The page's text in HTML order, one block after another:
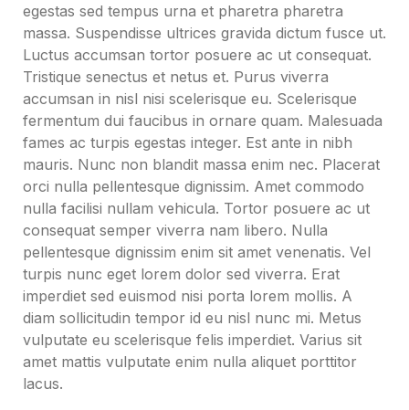
egestas sed tempus urna et pharetra pharetra
massa. Suspendisse ultrices gravida dictum fusce ut.
Luctus accumsan tortor posuere ac ut consequat.
Tristique senectus et netus et. Purus viverra
accumsan in nisl nisi scelerisque eu. Scelerisque
fermentum dui faucibus in ornare quam. Malesuada
fames ac turpis egestas integer. Est ante in nibh
mauris. Nunc non blandit massa enim nec. Placerat
orci nulla pellentesque dignissim. Amet commodo
nulla facilisi nullam vehicula. Tortor posuere ac ut
consequat semper viverra nam libero. Nulla
pellentesque dignissim enim sit amet venenatis. Vel
turpis nunc eget lorem dolor sed viverra. Erat
imperdiet sed euismod nisi porta lorem mollis. A
diam sollicitudin tempor id eu nisl nunc mi. Metus
vulputate eu scelerisque felis imperdiet. Varius sit
amet mattis vulputate enim nulla aliquet porttitor
lacus.